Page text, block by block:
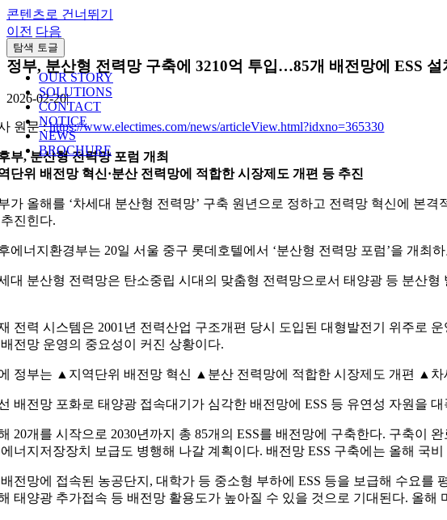
콘텐츠로 건너뛰기
탐색 토글
OUR STORY
SOLUTIONS
CONTACT
NOTICE
NEWS
BROCHURE
이전 다음
정부, 분산형 전력망 구축에 3210억 투입…85개 배전망에 ESS 설
2026-02-20|
원문 :https://www.electimes.com/news/articleView.html?idxno=365330
부, 분산형 전력망 포럼 개최
단위 배전망 혁신·분산 전력망에 적합한 시장제도 개편 등 추진
가 올해를 ‘차세대 분산형 전력망’ 구축 원년으로 정하고 전력망 혁신에 본
진힌다.
에너지환경부는 20일 서울 중구 롯데호텔에서 ‘분산형 전력망 포럼’을 개최
대 분산형 전력망은 탄소중립 시대의 맞춤형 전력망으로서 태양광 등 분산
전력 시스템은 2001년 전력산업 구조개편 당시 도입된 대형발전기 위주로
전망 운영의 중요성이 커진 상황이다.
정부는 ▲지역단위 배전망 혁신 ▲분산 전력망에 적합한 시장제도 개편 ▲차
배전망 포화로 태양광 접속대기가 심각한 배전망에 ESS 등 유연성 자원을
20개를 시작으로 2030년까지 총 85개의 ESS를 배전망에 구축한다. 구축이
너지저장장치 보급도 병행해 나갈 계획이다. 배전망 ESS 구축에는 올해 국
전망에 접속된 농공단지, 대학가 등 중소형 부하에 ESS 등을 보급해 수요
태양광 추가접속 등 배전망 활용도가 높아질 수 있을 것으로 기대된다. 올해